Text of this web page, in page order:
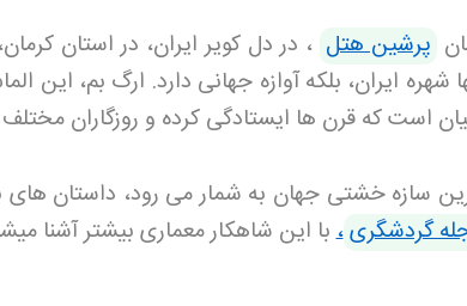
پرشین هتل ، در دل کویر ایران، در استان
شهره ایران، بلکه آوازه جهانی دارد. ارگ بم، این
است که قرن ها ایستادگی کرده و روزگاران
سازه خشتی جهان به شمار می رود، داستان های
گردشگری،با این شاهکار معماری بیشتر آشنا